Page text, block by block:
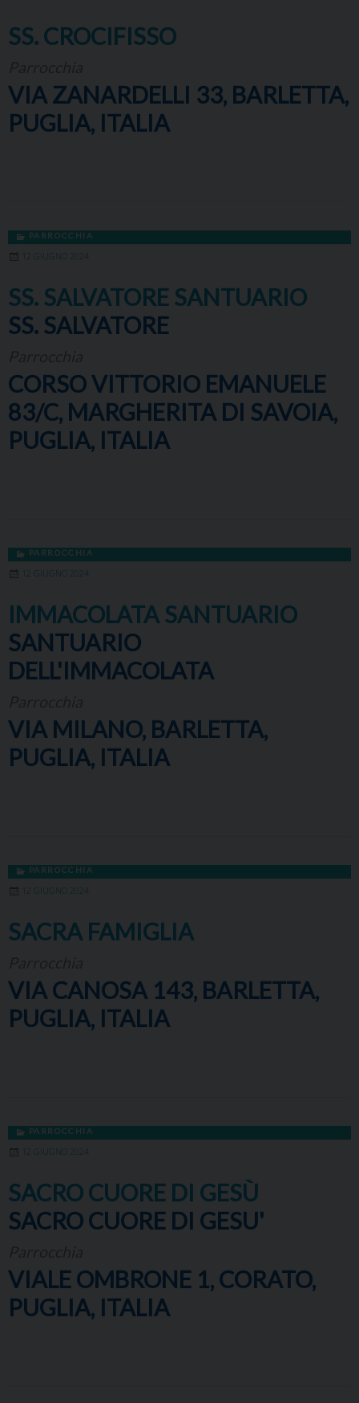
SS. CROCIFISSO
VIA ZANARDELLI 33, BARLETTA,
PUGLIA, ITALIA
PARROCCHIA
12 GIUGNO 2024
SS. SALVATORE SANTUARIO
SS. SALVATORE
CORSO VITTORIO EMANUELE
83/C, MARGHERITA DI SAVOIA,
PUGLIA, ITALIA
PARROCCHIA
12 GIUGNO 2024
IMMACOLATA SANTUARIO
SANTUARIO
DELL'IMMACOLATA
VIA MILANO, BARLETTA,
PUGLIA, ITALIA
PARROCCHIA
12 GIUGNO 2024
SACRA FAMIGLIA
VIA CANOSA 143, BARLETTA,
PUGLIA, ITALIA
PARROCCHIA
12 GIUGNO 2024
SACRO CUORE DI GESÙ
SACRO CUORE DI GESU'
VIALE OMBRONE 1, CORATO,
PUGLIA, ITALIA